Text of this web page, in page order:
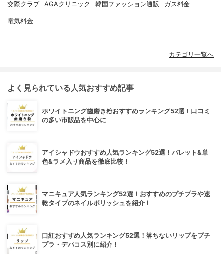
交際クラブ AGAクリニック 韓国ファッション通販 ガス料金
電気料金
カテゴリ一覧へ
よく見られている人気おすすめ記事
ホワイトニング歯磨き粉おすすめランキング52選！口コミ
の多い市販品を中心に
アイシャドウおすすめ人気ランキング52選！パレット&単
色&ラメ入り商品を徹底比較！
マニキュア人気ランキング52選！おすすめのプチプラや速
乾タイプのネイルポリッシュを紹介！
口紅おすすめ人気ランキング52選！落ちないリップをプチ
プラ・デパコス別に紹介！